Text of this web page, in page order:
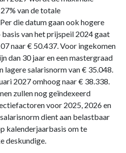
van de totale
die datum gaan ook hogere
van het prijspeil 2024 gaat
naar € 50.437. Voor ingekomen
dan 30 jaar en een mastergraad
lagere salarisnorm van € 35.048.
2027 omhoog naar € 38.338.
zullen nog geïndexeerd
voor 2025, 2026 en
dient aan belastbaar
kalenderjaarbasis om te
deskundige.